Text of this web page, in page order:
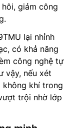
giảm công
lại nhỉnh
có khả năng
công nghệ tự
vậy, nếu xét
không khí trong
trội nhờ lớp